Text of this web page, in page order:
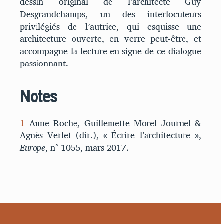
Desgrandchamps, un des interlocuteurs
privilégiés de l’autrice, qui esquisse une
architecture ouverte, en verre peut-être, et
accompagne la lecture en signe de ce dialogue
passionnant.
Notes
1 Anne Roche, Guillemette Morel Journel &
Agnès Verlet (dir.), « Écrire l’architecture »,
Europe, n° 1055, mars 2017.